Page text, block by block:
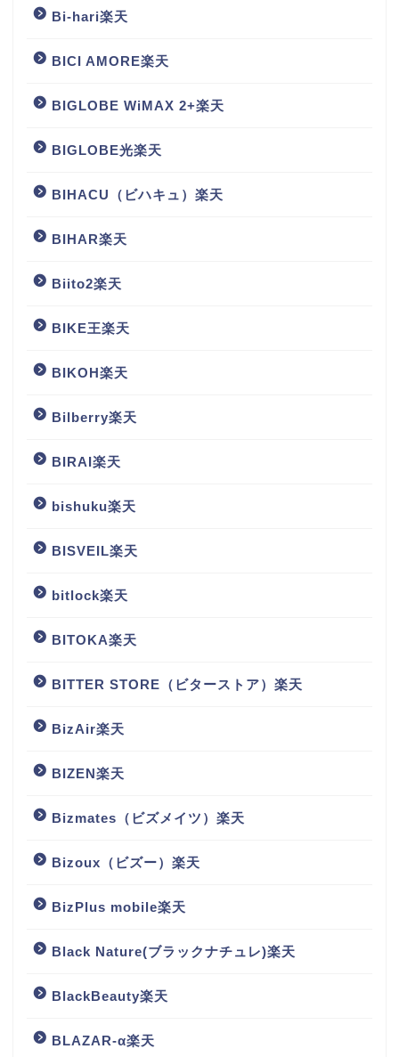
Bi-hari楽天
BICI AMORE楽天
BIGLOBE WiMAX 2+楽天
BIGLOBE光楽天
BIHACU（ビハキュ）楽天
BIHAR楽天
Biito2楽天
BIKE王楽天
BIKOH楽天
Bilberry楽天
BIRAI楽天
bishuku楽天
BISVEIL楽天
bitlock楽天
BITOKA楽天
BITTER STORE（ビターストア）楽天
BizAir楽天
BIZEN楽天
Bizmates（ビズメイツ）楽天
Bizoux（ビズー）楽天
BizPlus mobile楽天
Black Nature(ブラックナチュレ)楽天
BlackBeauty楽天
BLAZAR-α楽天